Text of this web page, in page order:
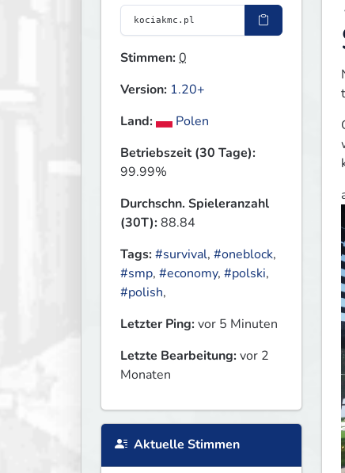
Stimmen:0
Version: 1.20+
Land:
Polen
Betriebszeit (30 Tage):
99.99%
Durchschn. Spieleranzahl
(30T):88.84
Tags:#survival, #oneblock,
#smp, #economy, #polski,
#polish,
Letzter Ping:vor 5 Minuten
Letzte Bearbeitung:vor 2
Monaten
Aktuelle Stimmen